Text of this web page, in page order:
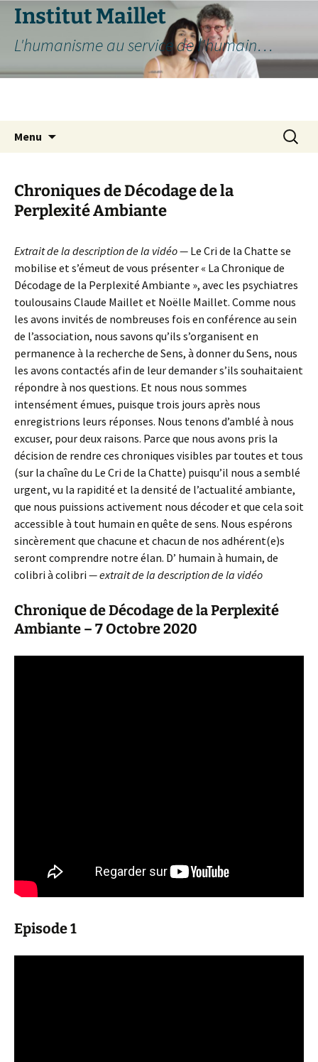
Aller
contenu
Institut Maillet
L'humanisme au service de l'humain…
Menu
Chroniques de Décodage de la
Perplexité Ambiante
Extrait de la description de la vidéo — Le Cri de la Chatte se
mobilise et s’émeut de vous présenter « La Chronique de
Décodage de la Perplexité Ambiante », avec les psychiatres
toulousains Claude Maillet et Noëlle Maillet. Comme nous
les avons invités de nombreuses fois en conférence au sein
de l’association, nous savons qu’ils s’organisent en
permanence à la recherche de Sens, à donner du Sens, nous
les avons contactés afin de leur demander s’ils souhaitaient
répondre à nos questions. Et nous nous sommes
intensément émues, puisque trois jours après nous
enregistrions leurs réponses. Nous tenons d’amblé à nous
excuser, pour deux raisons. Parce que nous avons pris la
décision de rendre ces chroniques visibles par toutes et tous
(sur la chaîne du Le Cri de la Chatte) puisqu’il nous a semblé
urgent, vu la rapidité et la densité de l’actualité ambiante,
que nous puissions activement nous décoder et que cela soit
accessible à tout humain en quête de sens. Nous espérons
sincèrement que chacune et chacun de nos adhérent(e)s
seront comprendre notre élan. D’ humain à humain, de
colibri à colibri — extrait de la description de la vidéo
Chronique de Décodage de la Perplexité
Ambiante – 7 Octobre 2020
Episode 1